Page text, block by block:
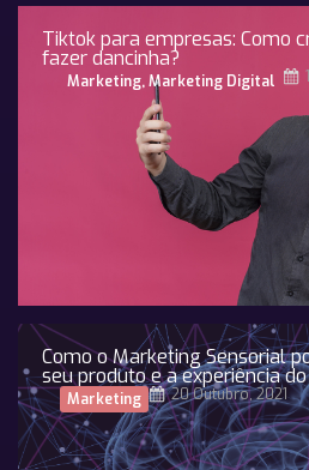
Tiktok para empresas: Como
fazer dancinha?
Marketing,Marketing Digital
Como o Marketing Sensorial
seu produto e a experiência
Marketing 20 Outubro, 2021